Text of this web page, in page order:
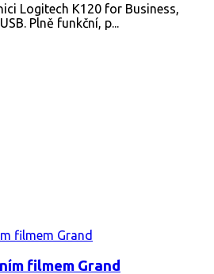
Logitech K120 for Business,
Plně funkční, p...
filmem Grand